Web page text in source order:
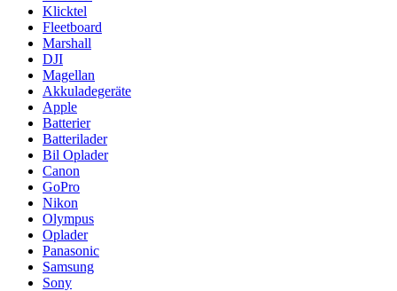
Klicktel
Fleetboard
Marshall
DJI
Magellan
Akkuladegeräte
Apple
Batterier
Batterilader
Bil Oplader
Canon
GoPro
Nikon
Olympus
Oplader
Panasonic
Samsung
Sony